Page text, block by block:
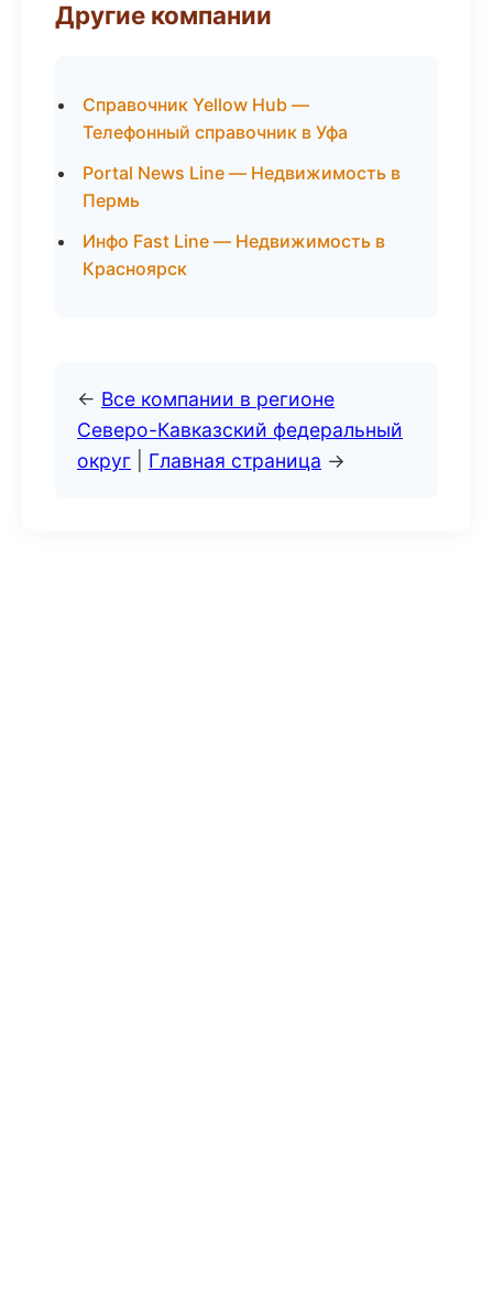
Другие компании
Справочник Yellow Hub —
Телефонный справочник в Уфа
Portal News Line — Недвижимость в
Пермь
Инфо Fast Line — Недвижимость в
Красноярск
← Все компании в регионе
Северо-Кавказский федеральный
округ
Главная страница →